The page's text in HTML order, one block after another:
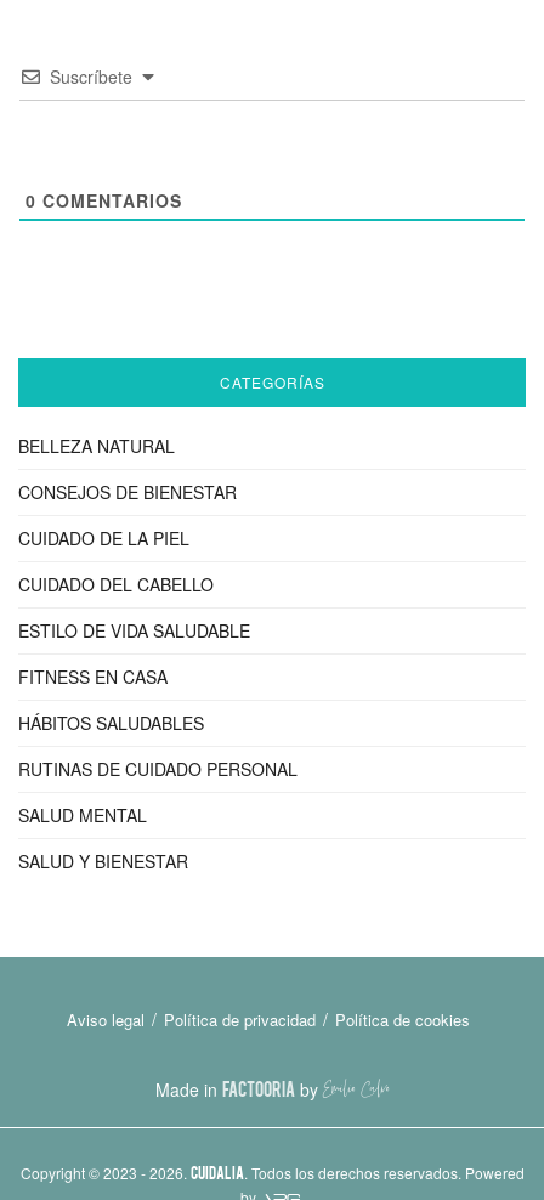
Suscríbete
0 COMENTARIOS
CATEGORÍAS
BELLEZA NATURAL
CONSEJOS DE BIENESTAR
CUIDADO DE LA PIEL
CUIDADO DEL CABELLO
ESTILO DE VIDA SALUDABLE
FITNESS EN CASA
HÁBITOS SALUDABLES
RUTINAS DE CUIDADO PERSONAL
SALUD MENTAL
SALUD Y BIENESTAR
Aviso legal Política de privacidad Política de cookies
Made in FACTOORIA by
Copyright © 2023 - 2026. CUIDALIA. Todos los derechos reservados. Powered